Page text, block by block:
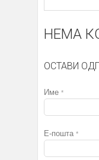
НЕМА
ОСТАВИ
Име *
Е-пошта *